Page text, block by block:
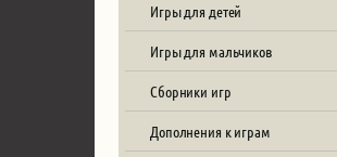
Игры для детей
Игры для мальчиков
Сборники игр
Дополнения к играм